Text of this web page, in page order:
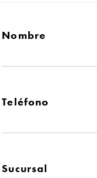
Nombre
Teléfono
Sucursal